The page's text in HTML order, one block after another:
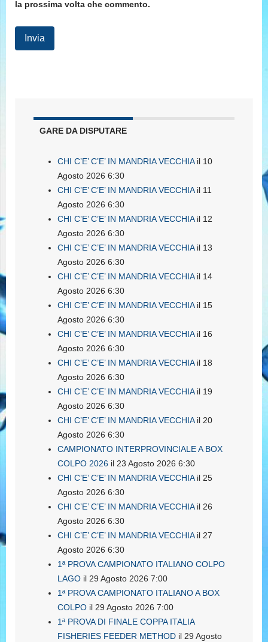
la prossima volta che commento.
GARE DA DISPUTARE
CHI C’E’ C’E’ IN MANDRIA VECCHIAil 10
Agosto 2026 6:30
CHI C’E’ C’E’ IN MANDRIA VECCHIAil 11
Agosto 2026 6:30
CHI C’E’ C’E’ IN MANDRIA VECCHIAil 12
Agosto 2026 6:30
CHI C’E’ C’E’ IN MANDRIA VECCHIAil 13
Agosto 2026 6:30
CHI C’E’ C’E’ IN MANDRIA VECCHIAil 14
Agosto 2026 6:30
CHI C’E’ C’E’ IN MANDRIA VECCHIAil 15
Agosto 2026 6:30
CHI C’E’ C’E’ IN MANDRIA VECCHIAil 16
Agosto 2026 6:30
CHI C’E’ C’E’ IN MANDRIA VECCHIAil 18
Agosto 2026 6:30
CHI C’E’ C’E’ IN MANDRIA VECCHIAil 19
Agosto 2026 6:30
CHI C’E’ C’E’ IN MANDRIA VECCHIAil 20
Agosto 2026 6:30
CAMPIONATO INTERPROVINCIALE A BOX
COLPO 2026 il 23 Agosto 2026 6:30
CHI C’E’ C’E’ IN MANDRIA VECCHIAil 25
Agosto 2026 6:30
CHI C’E’ C’E’ IN MANDRIA VECCHIAil 26
Agosto 2026 6:30
CHI C’E’ C’E’ IN MANDRIA VECCHIAil 27
Agosto 2026 6:30
1ª PROVA CAMPIONATO ITALIANO COLPO
LAGO il 29 Agosto 2026 7:00
1ª PROVA CAMPIONATO ITALIANO A BOX
COLPO il 29 Agosto 2026 7:00
1ª PROVA DI FINALE COPPA ITALIA
FISHERIES FEEDER METHOD il 29 Agosto